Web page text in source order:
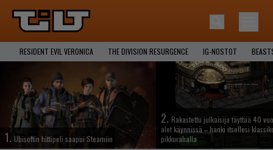
RESIDENT EVIL VERONICA THE DIVISION RESURGENCE IG-NOSTOT
1. Ubisoftin hittipeli saapui Steamiin
2. Rakastettu julkaisija täyttää 40
alet käynnissä – hanki itsellesi
pikkurahalla